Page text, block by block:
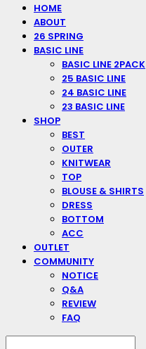
HOME
ABOUT
26 SPRING
BASIC LINE
BASIC LINE 2PACK
25 BASIC LINE
24 BASIC LINE
23 BASIC LINE
SHOP
BEST
OUTER
KNITWEAR
TOP
BLOUSE & SHIRTS
DRESS
BOTTOM
ACC
OUTLET
COMMUNITY
NOTICE
Q&A
REVIEW
FAQ